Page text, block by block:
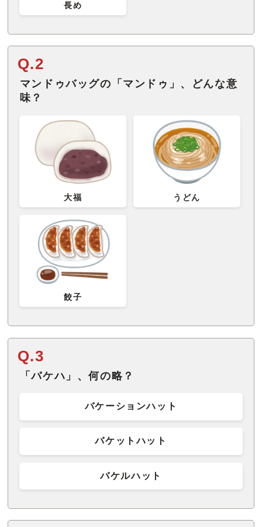
長め
Q.2
マンドゥバッグの「マンドゥ」、どんな意
味？
大福 うどん
餃子
Q.3
「バケハ」、何の略？
バケーションハット
バケットハット
バケルハット